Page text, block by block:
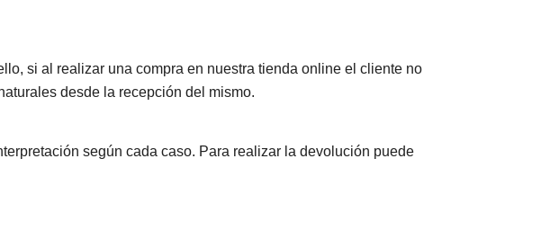
si al realizar una compra en nuestra tienda online el cliente no
desde la recepción del mismo.
según cada caso. Para realizar la devolución puede